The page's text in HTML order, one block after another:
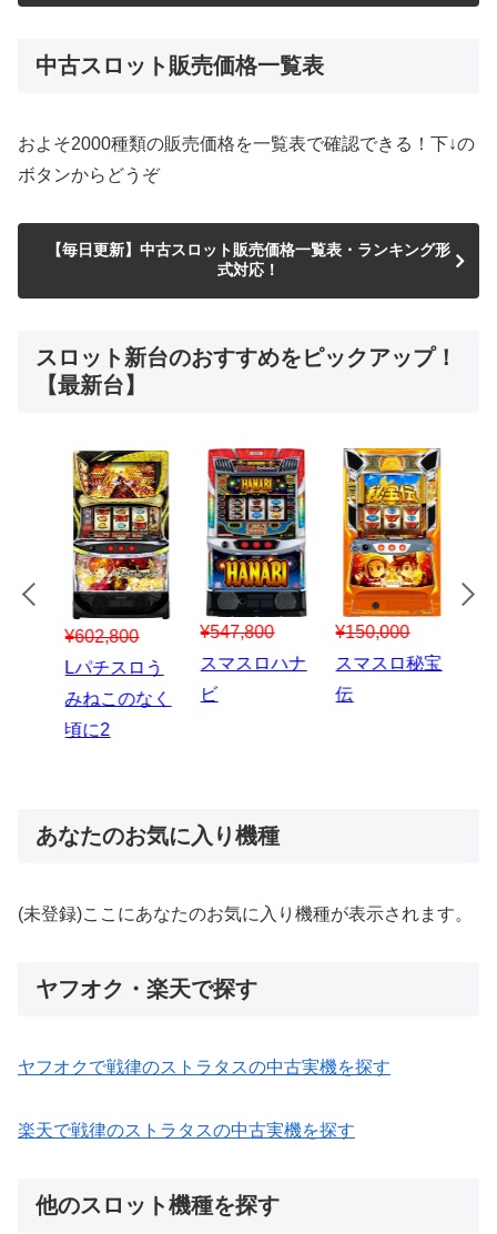
中古スロット販売価格一覧表
およそ2000種類の販売価格を一覧表で確認できる！下↓の
ボタンからどうぞ
【毎日更新】中古スロット販売価格一覧表・ランキング形
式対応！
スロット新台のおすすめをピックアップ！
【最新台】
¥547,800
スマスロハナ
ビ
¥150,000
スマスロ秘宝
伝
¥1,867,800
Lパチスロ 炎
炎ノ消防隊2
あなたのお気に入り機種
(未登録)ここにあなたのお気に入り機種が表示されます。
ヤフオク・楽天で探す
ヤフオクで戦律のストラタスの中古実機を探す
楽天で戦律のストラタスの中古実機を探す
他のスロット機種を探す